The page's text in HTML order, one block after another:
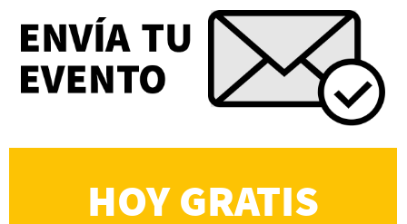
Eva Valero Juan: "Una mirada que construía un
universo donde lo único verdaderamente
importante eran los amigos y la literatura"
Martín Carrasco
HOY GRATIS